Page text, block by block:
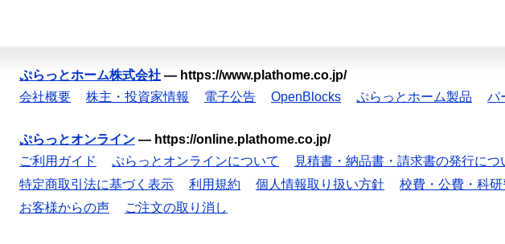
ぷらっとホーム株式会社 — https://www.plathome.co.jp/
会社概要
株主・投資家情報 電子公告 OpenBlocks ぷらっとホーム製品 パ
ぷらっとオンライン — https://online.plathome.co.jp/
ご利用ガイド
ぷらっとオンラインについて 見積書・納品書・請求書の発行につ
特定商取引法に基づく表示
利用規約 個人情報取り扱い方針 校費・公費・科
お客様からの声
ご注文の取り消し